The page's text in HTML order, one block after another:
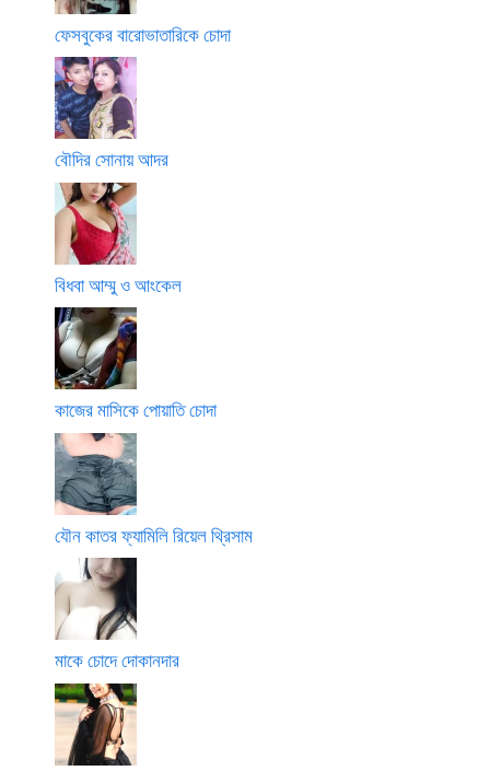
ফেসবুকের বারোভাতারিকে চোদা
বৌদির সোনায় আদর
বিধবা আম্মু ও আংকেল
কাজের মাসিকে পোয়াতি চোদা
যৌন কাতর ফ্যামিলি রিয়েল থ্রিসাম
মাকে চোদে দোকানদার